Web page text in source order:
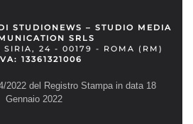
STUDIONEWS – STUDIO MEDIA
SRLS
SIRIA, 24 - 00179 - ROMA (RM)
13361321006
2022 del Registro Stampa in data 18
Gennaio 2022